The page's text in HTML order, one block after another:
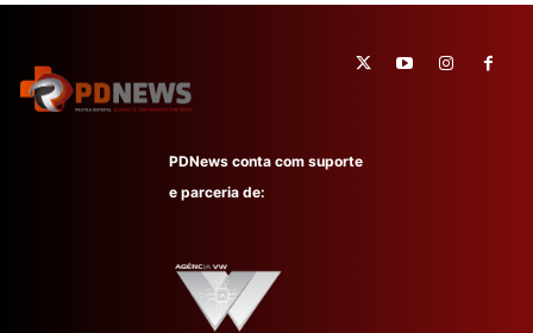
PDNews conta com suporte
e parceria de: